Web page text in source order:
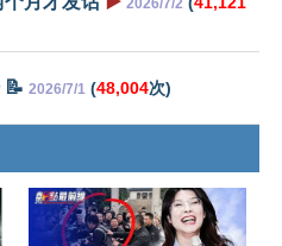
2026/7/2
📝 2026/7/1 (48,004次)